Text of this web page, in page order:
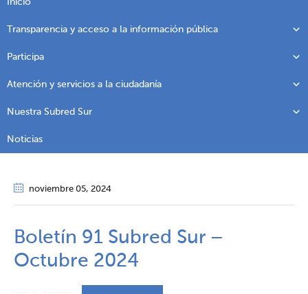
Inicio
Transparencia y acceso a la información pública
Participa
Atención y servicios a la ciudadanía
Nuestra Subred Sur
Noticias
noviembre 05, 2024
Boletín 91 Subred Sur –
Octubre 2024